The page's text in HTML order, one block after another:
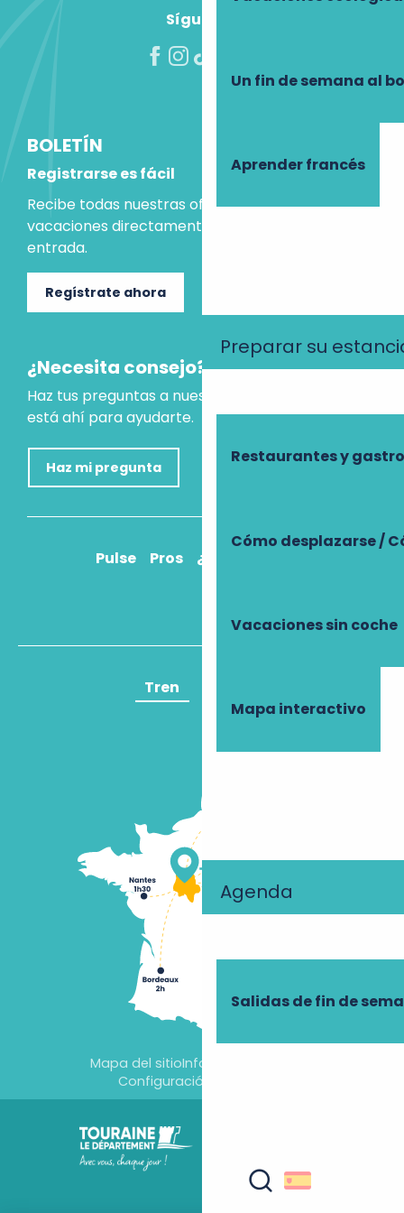
Un fin de semana al
Aprender francés
Preparar su
Restaurantes y
Cómo desplazarse /
Vacaciones sin coche
Mapa interactivo
Agenda
Salidas de fin de
Síguenos
BOLETÍN
Registrarse es fácil
Recibe todas nuestras ofertas e ideas para las
vacaciones directamente en tu bandeja de
entrada.
Regístrate ahora
¿Necesita consejo?
Haz tus preguntas a nuestro asistente virtual, que
está ahí para ayudarte.
Haz mi pregunta
Pulse Pros ¿Cómo llegar?
Tren
Mapa del sitioInformación jurídica
Configuración de cookies